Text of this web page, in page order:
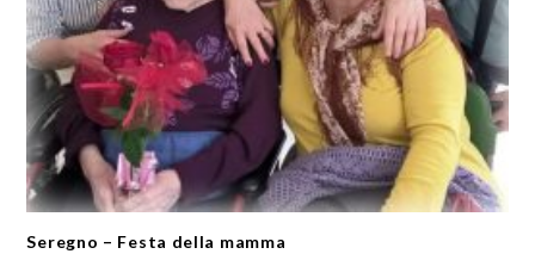
Seregno – Festa della mamma